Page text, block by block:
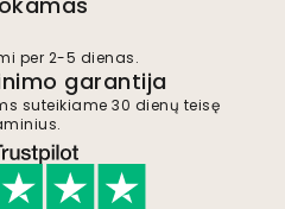
per 2-5 dienas.
garantija
suteikiame 30 dienų teisę